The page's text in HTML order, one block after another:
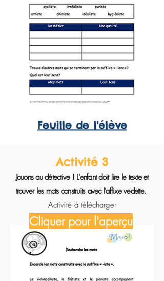
Feuille de l'élève
Activité 3
Jouons au détective ! L'enfant doit lire le texte et
trouver les mots construits avec l'affixe vedette.
Activité à télécharger
Cliquer pour l'aperçu